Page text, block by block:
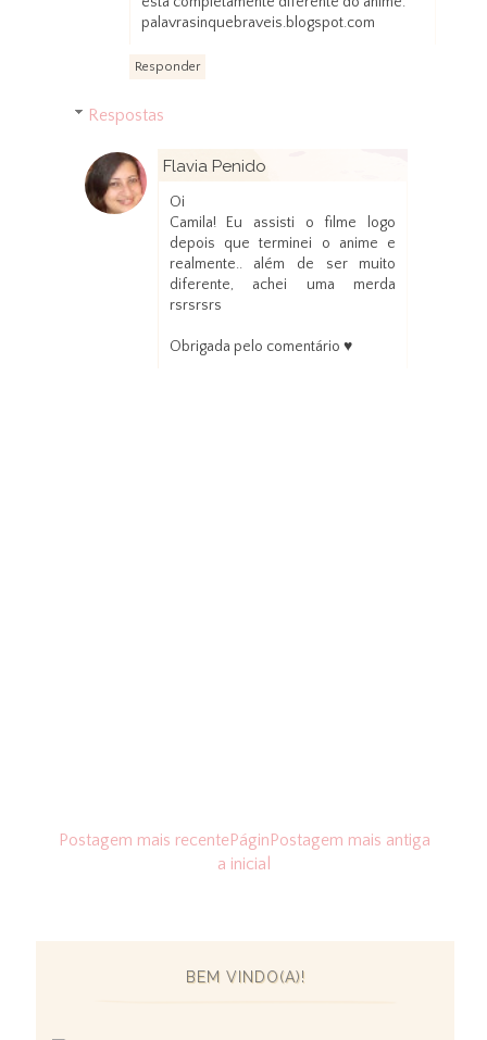
palavrasinquebraveis.blogspot.com
Responder
Respostas
Flavia Penido
Oi
Camila! Eu assisti o filme logo
depois que terminei o anime e
realmente.. além de ser muito
diferente, achei uma merda
rsrsrsrs
Obrigada pelo comentário ♥
Postagem mais recente Postagem mais antiga
Págin
a inicial
BEM VINDO(A)!